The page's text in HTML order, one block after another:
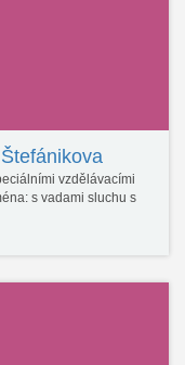
vzdělávacími
s vadami sluchu s